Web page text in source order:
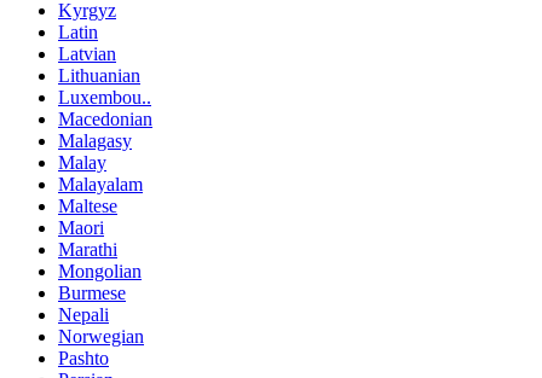
Kyrgyz
Latin
Latvian
Lithuanian
Luxembou..
Macedonian
Malagasy
Malay
Malayalam
Maltese
Maori
Marathi
Mongolian
Burmese
Nepali
Norwegian
Pashto